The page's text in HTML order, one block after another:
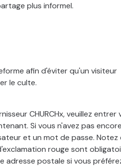
plus informel.
afin d'éviter qu'un visiteur
le culte.
CHURCHx, veuillez entrer
Si vous n'avez pas
et un mot de passe.Notez
rouge sont
adresse postale si vous